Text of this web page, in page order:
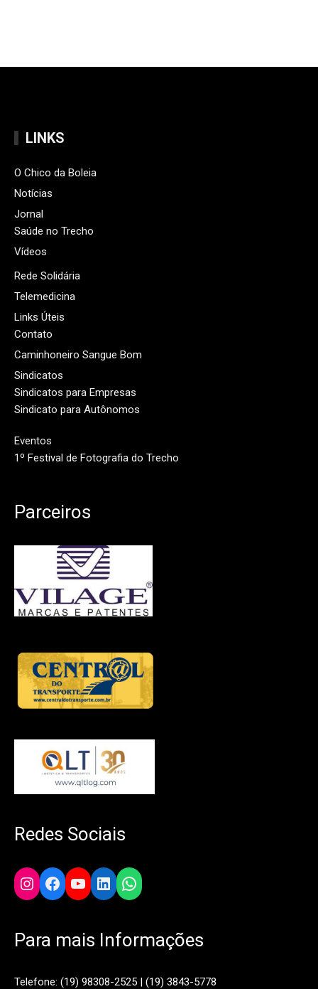
LINKS
O Chico da Boleia
Notícias
Jornal
Saúde no Trecho
Vídeos
Rede Solidária
Telemedicina
Links Úteis
Contato
Caminhoneiro Sangue Bom
Sindicatos
Sindicatos para Empresas
Sindicato para Autônomos
Eventos
1º Festival de Fotografia do Trecho
Parceiros
Redes Sociais
Instagram
Facebook
YouTube
LinkedIn
WhatsApp
Para mais Informações
Telefone: (19) 98308-2525 | (19) 3843-5778